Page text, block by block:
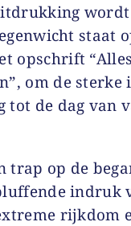
staat
opschrift
om de sterke
de dag van
trap op de
indruk
rijkdom